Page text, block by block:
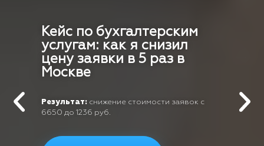
Кейс по бухгалтерским
услугам: как я снизил
цену заявки в 5 раз в
Москве
Результат: снижение стоимости заявок с
6650 до 1236 руб.